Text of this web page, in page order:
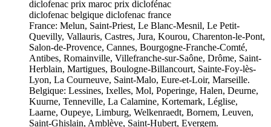
diclofenac prix maroc prix diclofénac
diclofenac belgique diclofenac france
France: Melun, Saint-Priest, Le Blanc-Mesnil, Le Petit-
Quevilly, Vallauris, Castres, Jura, Kourou, Charenton-le-Pont,
Salon-de-Provence, Cannes, Bourgogne-Franche-Comté,
Antibes, Romainville, Villefranche-sur-Saône, Drôme, Saint-
Herblain, Martigues, Boulogne-Billancourt, Sainte-Foy-lès-
Lyon, La Courneuve, Saint-Malo, Eure-et-Loir, Marseille.
Belgique: Lessines, Ixelles, Mol, Poperinge, Halen, Deurne,
Kuurne, Tenneville, La Calamine, Kortemark, Léglise,
Laarne, Oupeye, Limburg, Welkenraedt, Bornem, Leuven,
Saint-Ghislain, Amblève, Saint-Hubert, Evergem.